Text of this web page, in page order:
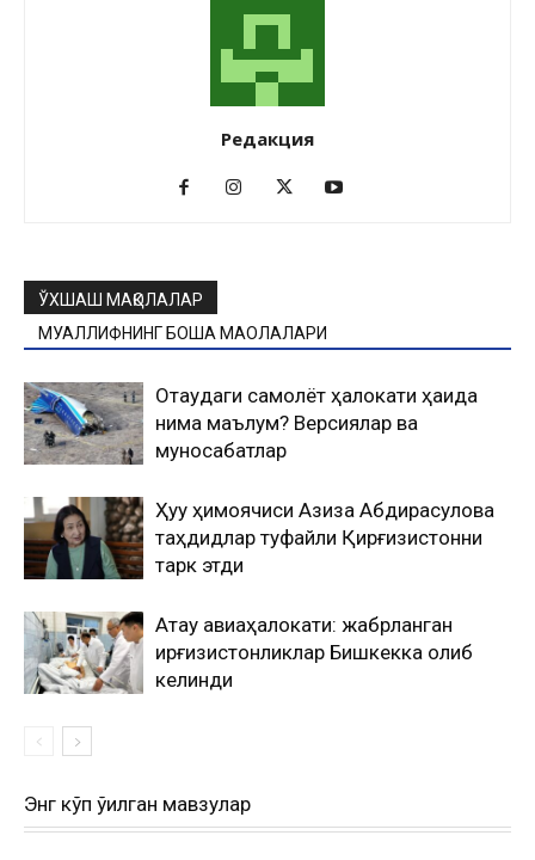
Редакция
ЎХШАШ МАҚОЛАЛАР
МУАЛЛИФНИНГ БОШҚА МАҚОЛАЛАРИ
Оқтаудаги самолёт ҳалокати ҳақида
нима маълум? Версиялар ва
муносабатлар
Ҳуқуқ ҳимоячиси Азиза Абдирасулова
таҳдидлар туфайли Қирғизистонни
тарк этди
Ақтау авиаҳалокати: жабрланган
қирғизистонликлар Бишкекка олиб
келинди
Энг кўп ўқилган мавзулар